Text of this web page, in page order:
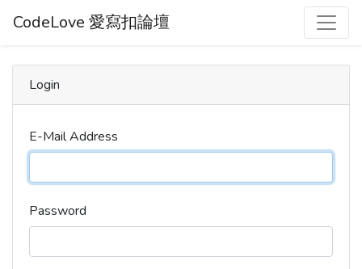
CodeLove 愛寫扣論壇
Login
E-Mail Address
Password